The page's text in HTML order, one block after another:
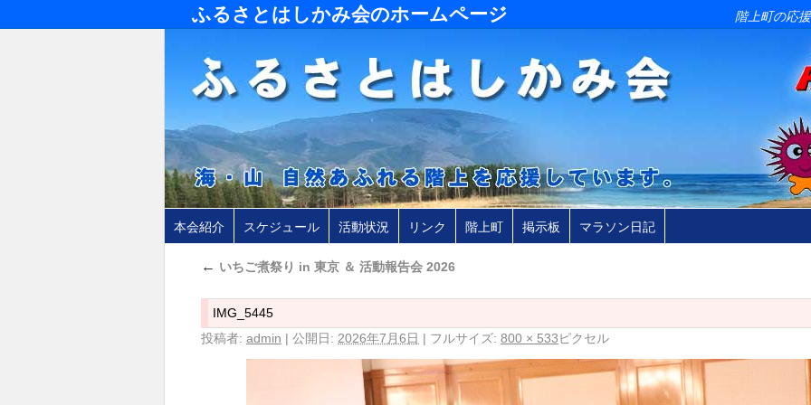
ふるさとはしかみ会のホームページ 階上町の応
本会紹介 スケジュール 活動状況 リンク 階上町 掲示板 マラソン日記
← いちご煮祭り in 東京 ＆ 活動報告会 2026
IMG_5445
投稿者: admin | 公開日: 2026年7月6日 | フルサイズ: 800 × 533ピクセル